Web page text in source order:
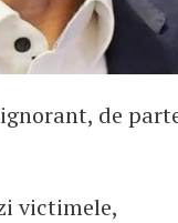
de
victimele,